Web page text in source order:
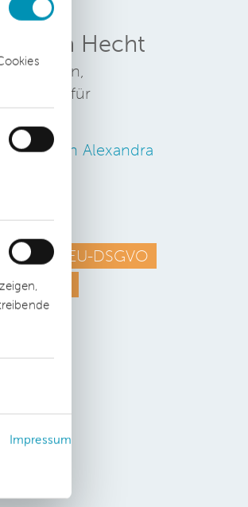
Impressum
Hecht
für
Profil von Alexandra
Recht
EU-DSGVO